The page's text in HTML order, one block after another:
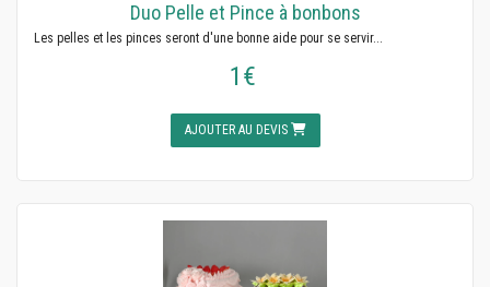
Duo Pelle et Pince à bonbons
Les pelles et les pinces seront d'une bonne aide pour se servir...
1€
AJOUTER AU DEVIS